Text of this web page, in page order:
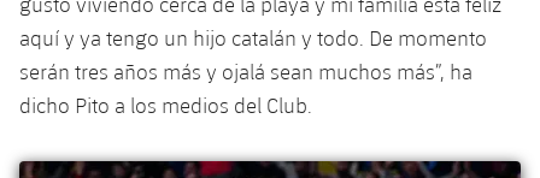
Historia
Entradas
Resultados
Calendario
Resultados
Barça C
Campus Verano
PLUSICON
MÁS
Información general
plusicon
más
aquí y ya tengo un hijo catalán y todo. De momento
serán tres años más y ojalá sean muchos más”, ha
dicho Pito a los medios del Club.